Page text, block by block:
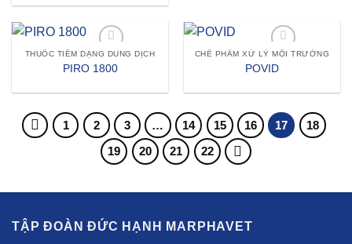
Add to wishlist
THUỐC TIÊM DẠNG DUNG DỊCH
PIRO 1800 Add to wishlist
CHẾ PHẨM XỬ LÝ MÔI TRƯỜNG
POVID
1 2 3 … 14 15 16 17
18
19
20 21 22
TẬP ĐOÀN ĐỨC HẠNH MARPHAVET